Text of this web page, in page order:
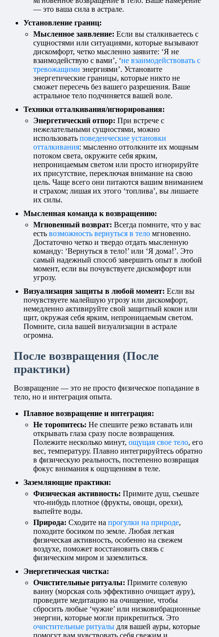
— это ваша сила в астрале.
Установление границ:
Мысленное заявление: Если вы сталкиваетесь с
сущностями или ситуациями, которые вызывают
дискомфорт, четко мысленно заявите: ‘Я не
взаимодействую с вами’, ‘не взаимодействовать с
тревожащими энергиями’. Установите
энергетические границы, которые никто не
сможет пересечь без вашего разрешения. Ваше
астральное тело подчиняется вашей воле.
Техники отталкивания/игнорирования:
Энергетический отпор: При встрече с
нежелательными сущностями, можно
использовать поведенческие установки
отталкивания: мысленно оттолкните их мощным
потоком света, окружите себя ярким,
непроницаемым светом или просто игнорируйте
их присутствие, переключая внимание на свою
цель. Чаще всего они питаются вашим вниманием
и страхом; лишая их этого ‘топлива’, вы лишаете
их силы.
Мысленная команда к возвращению:
Мгновенный возврат: Всегда помните, что у вас
есть возможность вернуться в тело мгновенно.
Достаточно четко и твердо отдать мысленную
команду: ‘Вернуться в тело!’ или ‘Я дома!’. Это
самый надежный способ завершить опыт в любой
момент, если вы почувствуете дискомфорт или
угрозу.
Визуализация защиты в любой момент: Если вы
почувствуете малейшую угрозу или дискомфорт,
немедленно активируйте свой защитный кокон или
щит, окружая себя ярким, непроницаемым светом.
Помните, сила вашей визуализации в астрале
огромна.
После возвращения (После
практики)
Возвращение — это не просто физическое попадание в
тело, но и интеграция опыта.
Плавное возвращение и интеграция:
Не торопитесь: Не спешите резко вставать или
открывать глаза сразу после возвращения.
Полежите несколько минут, ощущая свое тело, его
вес, температуру. Плавно интегрируйтесь обратно
в физическую реальность, постепенно возвращая
фокус внимания к ощущениям в теле.
Заземляющие практики:
Физическая активность: Примите душ, съешьте
что-нибудь плотное (фрукты, овощи, орехи),
выпейте воды.
Природа: Сходите на прогулки на природе,
походите босиком по земле. Любая легкая
физическая активность, особенно на свежем
воздухе, поможет восстановить связь с
физическим миром и заземлиться.
Энергетическая чистка:
Очистительные ритуалы: Примите солевую
ванну (морская соль эффективно очищает ауру),
проведите медитацию на очищение, чтобы
сбросить любые ‘чужие’ или низковибрационные
энергии, которые могли прикрепиться. Это
очистительные ритуалы для вашей ауры, которые
помогут вам чувствовать себя свежим и